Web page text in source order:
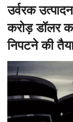
उर्वरक
करोड़ डॉलर
निपटने की